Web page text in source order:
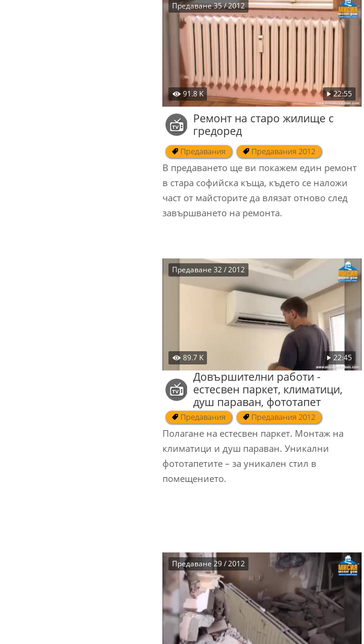
91.8 K 22:55
Предаване 35 / 2012
Ремонт на старо жилище с
гредоред
Предавания Предавания 2012
В предаването ще ви покажем един ремонт
в стара софийска къща, където се наложи
част от майсторите да влязат отново след
завършването на ремонта.
89.7 K 22:45
Предаване 32 / 2012
Довършителни работи -
естесвен паркет, климатици,
душ параван, фототапет
Предавания Предавания 2012
Полагане на естесвен паркет. Монтаж на
климатици и душ параван. Уникални
фототапетите – за уникален стил в
помещението.
Предаване 29 / 2012